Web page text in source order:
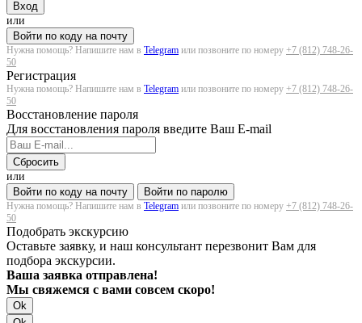
Вход
или
Войти по коду на почту
Нужна помощь? Напишите нам в Telegram или позвоните по номеру +7 (812) 748-26-
50
Регистрация
Нужна помощь? Напишите нам в Telegram или позвоните по номеру +7 (812) 748-26-
50
Восстановление пароля
Для восстановления пароля введите Ваш E-mail
Сбросить
или
Войти по коду на почту
Войти по паролю
Нужна помощь? Напишите нам в Telegram или позвоните по номеру +7 (812) 748-26-
50
Подобрать экскурсию
Оставьте заявку, и наш консультант перезвонит Вам для
подбора экскурсии.
Ваша заявка отправлена!
Мы свяжемся с вами совсем скоро!
Ok